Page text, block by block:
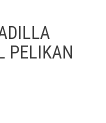
PELIKAN